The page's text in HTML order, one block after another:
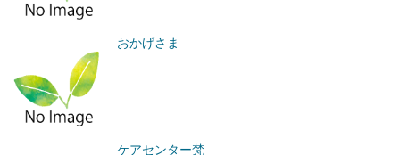
おかげさま
ケアセンター梵